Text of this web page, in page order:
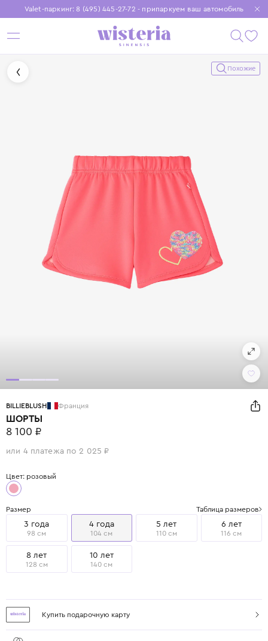
Valet-паркинг: 8 (495) 445-27-72 - припаркуем ваш автомобиль
Бесплатная доставка при заказе от 15 000 ₽
Установите приложение, чтобы покупки были еще удобнее
Похожие
BILLIEBLUSH Франция
ШОРТЫ
8 100 ₽
или 4 платежа по 2 025 ₽
Цвет: розовый
Размер Таблица размеров
3 года
98 см
4 года
104 см
5 лет
110 см
6 лет
116 см
8 лет
128 см
10 лет
140 см
Купить подарочную карту